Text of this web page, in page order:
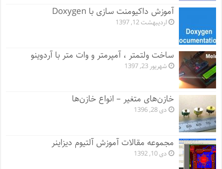
آموزش داکیومنت سازی با Doxygen
اردیبهشت 12, 1397
ساخت ولتمتر ، آمپرمتر و وات متر با آردوینو
شهریور 23, 1397
خازن‌های متغیر – انواع خازن‌ها
دی 28, 1396
مجموعه مقالات آموزش آلتیوم دیزاینر
دی 10, 1392